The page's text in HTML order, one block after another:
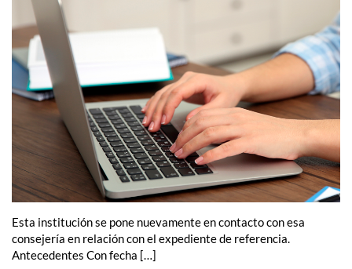
Esta institución se pone nuevamente en contacto con esa
consejería en relación con el expediente de referencia.
Antecedentes Con fecha […]